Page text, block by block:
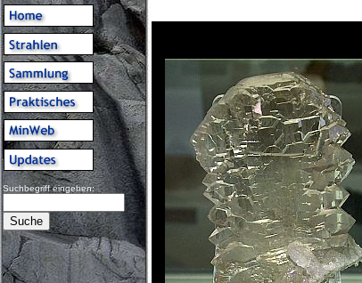
Suchbegriff eingeben: